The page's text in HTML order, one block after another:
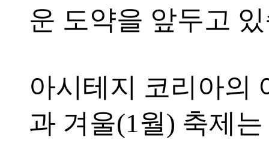
운 도약을 앞두고
아시테지 코리아의
과 겨울(1월) 축제는